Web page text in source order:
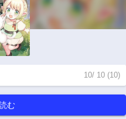
10/ 10 (10)
む